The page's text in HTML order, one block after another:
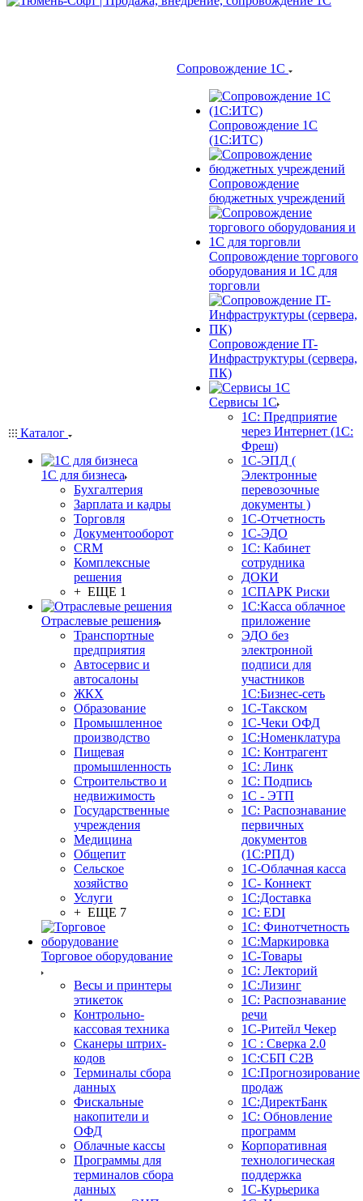
Каталог
1С для бизнеса
Бухгалтерия
Зарплата и кадры
Торговля
Документооборот
CRM
Комплексные
решения
+ ЕЩЕ 1
Отраслевые решения
Транспортные
предприятия
Автосервис и
автосалоны
ЖКХ
Образование
Промышленное
производство
Пищевая
промышленность
Строительство и
недвижимость
Государственные
учреждения
Медицина
Общепит
Сельское
хозяйство
Услуги
+ ЕЩЕ 7
Торговое оборудование
Весы и принтеры
этикеток
Контрольно-
кассовая техника
Сканеры штрих-
кодов
Терминалы сбора
данных
Фискальные
накопители и
ОФД
Облачные кассы
Программы для
терминалов сбора
данных
Сопровождение 1С
Сопровождение 1С
(1С:ИТС)
Сопровождение
бюджетных учреждений
Сопровождение торгового
оборудования и 1С для
торговли
Сопровождение IT-
Инфраструктуры (сервера,
ПК)
Сервисы 1С
1С: Предприятие
через Интернет (1С:
Фреш)
1С-ЭПД (
Электронные
перевозочные
документы )
1С-Отчетность
1С-ЭДО
1С: Кабинет
сотрудника
ДОКИ
1СПАРК Риски
1С:Касса облачное
приложение
ЭДО без
электронной
подписи для
участников
1С:Бизнес-сеть
1С-Такском
1С-Чеки ОФД
1С:Номенклатура
1С: Контрагент
1С: Линк
1С: Подпись
1С - ЭТП
1С: Распознавание
первичных
документов
(1С:РПД)
1С-Облачная касса
1С- Коннект
1С:Доставка
1С: EDI
1С: Финотчетность
1С:Маркировка
1С-Товары
1С: Лекторий
1С:Лизинг
1С: Распознавание
речи
1C-Ритейл Чекер
1С : Сверка 2.0
1С:СБП C2B
1С:Прогнозирование
продаж
1С:ДиректБанк
1С: Обновление
программ
Корпоративная
технологическая
поддержка
1С-Курьерика